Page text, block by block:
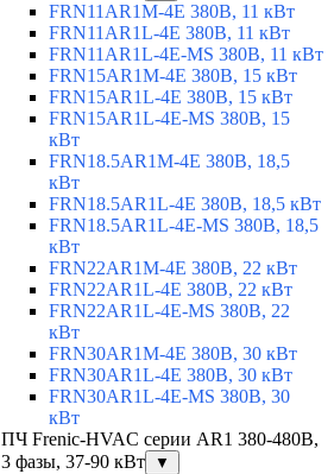
FRN11AR1M-4E 380В, 11 кВт
FRN11AR1L-4E 380В, 11 кВт
FRN11AR1L-4E-MS 380В, 11 кВт
FRN15AR1M-4E 380В, 15 кВт
FRN15AR1L-4E 380В, 15 кВт
FRN15AR1L-4E-MS 380В, 15
кВт
FRN18.5AR1M-4E 380В, 18,5
кВт
FRN18.5AR1L-4E 380В, 18,5 кВт
FRN18.5AR1L-4E-MS 380В, 18,5
кВт
FRN22AR1M-4E 380В, 22 кВт
FRN22AR1L-4E 380В, 22 кВт
FRN22AR1L-4E-MS 380В, 22
кВт
FRN30AR1M-4E 380В, 30 кВт
FRN30AR1L-4E 380В, 30 кВт
FRN30AR1L-4E-MS 380В, 30
кВт
ПЧ Frenic-HVAC серии AR1 380-480В,
3 фазы, 37-90 кВт
▼